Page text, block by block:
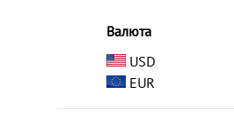
Валюта
USD
EUR